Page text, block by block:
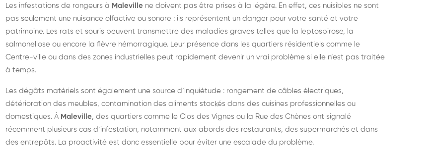
Les infestations de rongeurs à Maleville ne doivent pas être prises à la légère. En effet, ces nuisibles ne sont
pas seulement une nuisance olfactive ou sonore : ils représentent un danger pour votre santé et votre
patrimoine. Les rats et souris peuvent transmettre des maladies graves telles que la leptospirose, la
salmonellose ou encore la fièvre hémorragique. Leur présence dans les quartiers résidentiels comme le
Centre-ville ou dans des zones industrielles peut rapidement devenir un vrai problème si elle n’est pas traitée
à temps.
Les dégâts matériels sont également une source d’inquiétude : rongement de câbles électriques,
détérioration des meubles, contamination des aliments stockés dans des cuisines professionnelles ou
domestiques. À Maleville, des quartiers comme le Clos des Vignes ou la Rue des Chènes ont signalé
récemment plusieurs cas d’infestation, notamment aux abords des restaurants, des supermarchés et dans
des entrepôts. La proactivité est donc essentielle pour éviter une escalade du problème.